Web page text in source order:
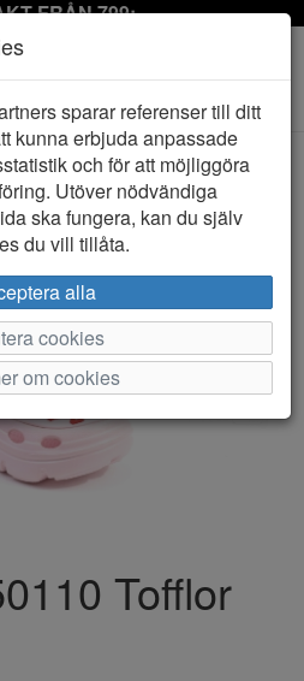
FRÅN 799:-
Tofflor
sparar referenser till ditt
kunna erbjuda anpassade
och för att möjliggöra
Utöver nödvändiga
ska fungera, kan du själv
du vill tillåta.
alla
cookies
om cookies